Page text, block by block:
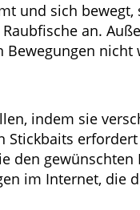
und sich
an.
nicht
indem sie
Stickbaits
den gewünschten
im Internet, die